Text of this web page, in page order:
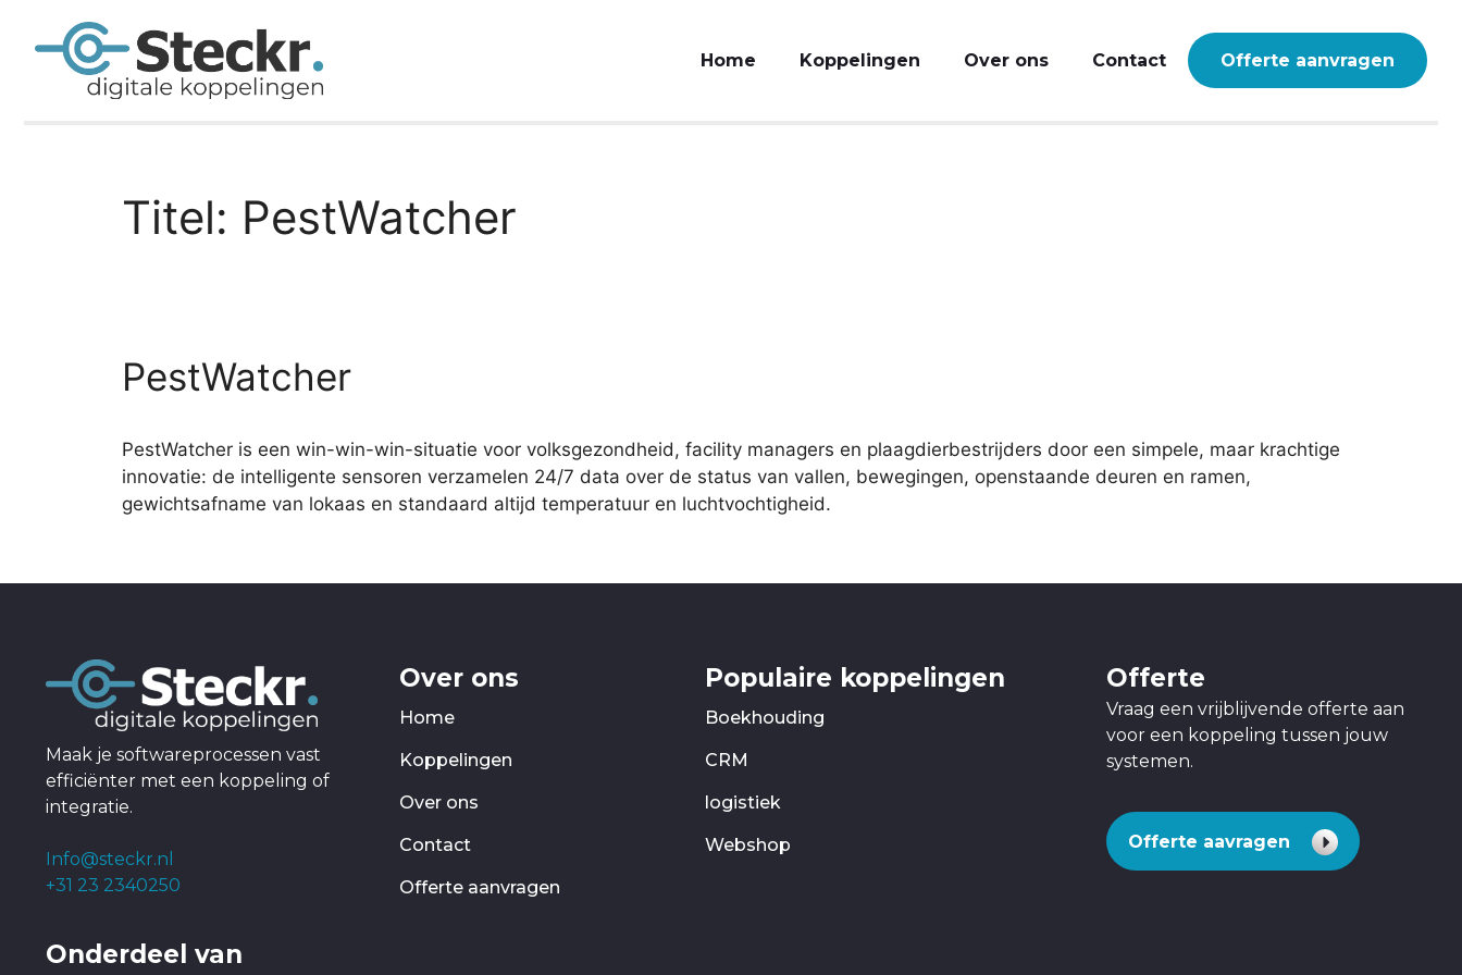
Home Koppelingen Over ons Contact Offerte aanvragen
Titel: PestWatcher
PestWatcher
PestWatcher is een win-win-win-situatie voor volksgezondheid, facility managers en plaagdierbestrijders door een simpele, maar krachtige
innovatie: de intelligente sensoren verzamelen 24/7 data over de status van vallen, bewegingen, openstaande deuren en ramen,
gewichtsafname van lokaas en standaard altijd temperatuur en luchtvochtigheid.
Maak je softwareprocessen vast
efficiënter met een koppeling of
integratie.
Info@steckr.nl
+31 23 2340250
Onderdeel van
Over ons
Home
Koppelingen
Over ons
Contact
Offerte aanvragen
Populaire koppelingen
Boekhouding
CRM
logistiek
Webshop
Offerte
Vraag een vrijblijvende offerte aan
voor een koppeling tussen jouw
systemen.
Offerte aavragen